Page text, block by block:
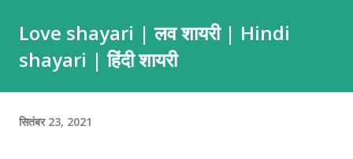
रहकर वादा और वफ़ा शायरी वादा करती हो तो निभाया करो हर बात पर यूं ना
आजमाया करो मोहब्बत लफ्जों से नहीं वफा से मुकम्मल होती है अपना कहा है तो साथ
Love shayari | लव शायरी | Hindi
shayari | हिंदी शायरी
सितंबर 23, 2021